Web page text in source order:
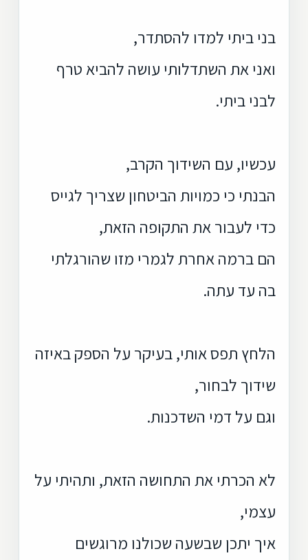
בני ביתי למדו להסתדר,
ואני את השתדלותי עושה להביא טרף
לבני ביתי.
עכשיו, עם השידוך הקרב,
הבנתי כי כמויות הביטחון שצריך לגייס
כדי לעבור את התקופה הזאת,
הם ברמה אחרת לגמרי מזו שהורגלתי
בה עד עתה.
הלחץ תפס אותי, בעיקר על הספק באיזה
שידוך לבחור,
וגם על דמי השדכנות.
לא הכרתי את התחושה הזאת, ותהיתי על
עצמי,
איך יתכן שבשעה שכולנו מרוגשים